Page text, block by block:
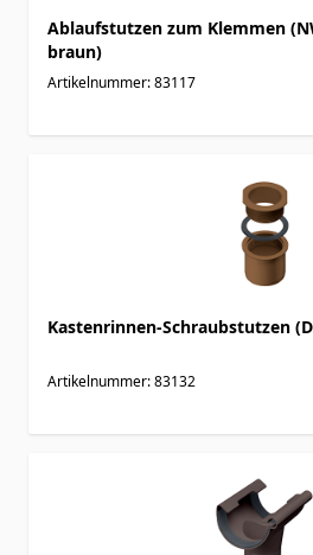
Ablaufstutzen zum Klemmen
braun)
Artikelnummer: 83117
Kastenrinnen-Schraubstutzen
Artikelnummer: 83132